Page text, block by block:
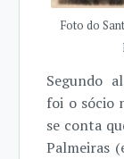
Foto do
Segundo
foi o sócio
se conta
Palmeiras